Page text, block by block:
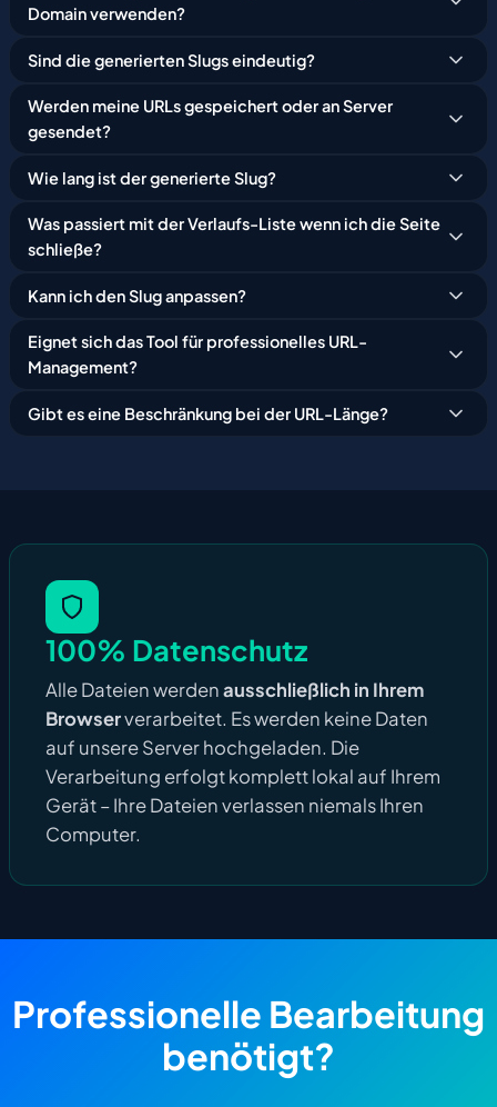
Domain verwenden?
Sind die generierten Slugs eindeutig?
Werden meine URLs gespeichert oder an Server
gesendet?
Wie lang ist der generierte Slug?
Was passiert mit der Verlaufs-Liste wenn ich die Seite
schließe?
Kann ich den Slug anpassen?
Eignet sich das Tool für professionelles URL-
Management?
Gibt es eine Beschränkung bei der URL-Länge?
100% Datenschutz
Alle Dateien werdenausschließlich in Ihrem
Browserverarbeitet. Es werden keine Daten
auf unsere Server hochgeladen. Die
Verarbeitung erfolgt komplett lokal auf Ihrem
Gerät – Ihre Dateien verlassen niemals Ihren
Computer.
Professionelle Bearbeitung
benötigt?